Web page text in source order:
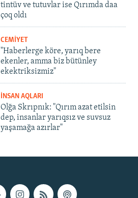
tintüv ve tutuvlar ise Qırımda daa
çoq oldı
CEMİYET
"Haberlerge köre, yarıq bere
ekenler, amma biz bütünley
ekektriksizmiz"
İNSAN AQLARI
Olğa Skrıpnık: "Qırım azat etilsin
dep, insanlar yarıqsız ve suvsuz
yaşamağa azırlar"